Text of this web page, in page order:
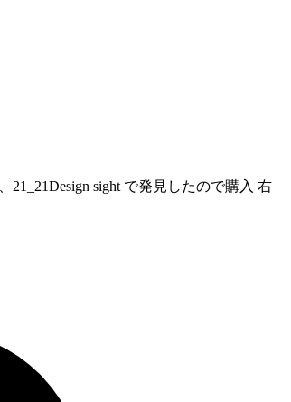
sight で発見したので購入 右